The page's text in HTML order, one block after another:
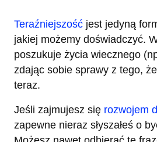
Teraźniejszość jest jedyną
jakiej możemy doświadczyć.
poszukuje życia wiecznego
zdając sobie sprawy z tego,
teraz.
Jeśli zajmujesz się rozwojem
zapewne nieraz słyszałeś o